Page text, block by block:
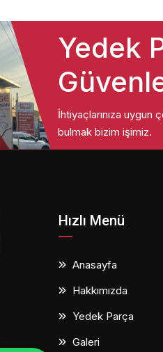
Yedek
İhtiyaçlarınıza uygun
bulmak bizim işimiz.
Hızlı Menü
Anasayfa
Hakkımızda
Yedek Parça
Galeri